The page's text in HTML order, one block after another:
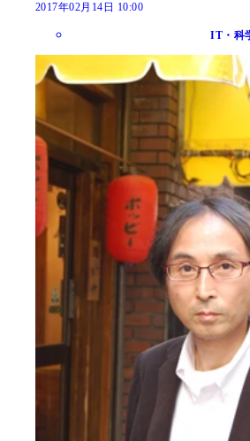
2017年02月14日 10:00
IT・科